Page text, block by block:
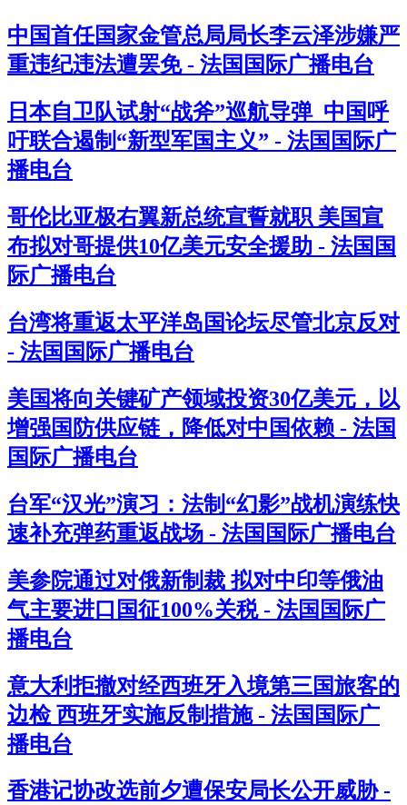
中国首任国家金管总局局长李云泽涉嫌严
重违纪违法遭罢免 - 法国国际广播电台
日本自卫队试射“战斧”巡航导弹 中国呼
吁联合遏制“新型军国主义” - 法国国际广
播电台
哥伦比亚极右翼新总统宣誓就职 美国宣
布拟对哥提供10亿美元安全援助 - 法国国
际广播电台
台湾将重返太平洋岛国论坛尽管北京反对
- 法国国际广播电台
美国将向关键矿产领域投资30亿美元，以
增强国防供应链，降低对中国依赖 - 法国
国际广播电台
台军“汉光”演习：法制“幻影”战机演练快
速补充弹药重返战场 - 法国国际广播电台
美参院通过对俄新制裁 拟对中印等俄油
气主要进口国征100%关税 - 法国国际广
播电台
意大利拒撤对经西班牙入境第三国旅客的
边检 西班牙实施反制措施 - 法国国际广
播电台
香港记协改选前夕遭保安局长公开威胁 -